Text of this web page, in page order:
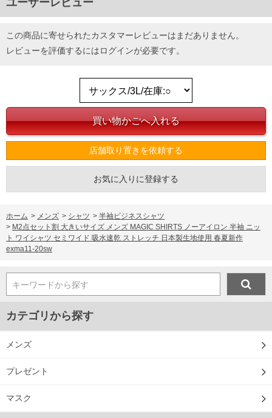
この商品に寄せられたカスタマーレビューはまだありません。
レビューを評価するにはログインが必要です。
店舗取り置きを依頼する
お気に入りに登録する
ホーム > メンズ > シャツ > 半袖ビジネスシャツ
> M2点セット割 大きいサイズ メンズ MAGIC SHIRTS ノーアイロン 半袖 ニッ
ト ワイシャツ セミワイド 吸水速乾 ストレッチ 日本製生地使用 春夏新作
exma11-20sw
キーワードから探す
カテゴリから探す
メンズ
プレゼント
マスク